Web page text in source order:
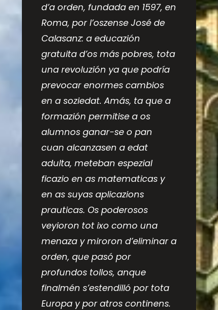
d’a orden, fundada en 1597, en
Roma, por l’oszense José de
Calasanz: a educazión
gratuita d’os más pobres, tota
una revoluzión ya que podría
prevocar enormes cambios
en a soziedat. Amás, ta que a
formazión permitise a os
alumnos ganar-se o pan
cuan alcanzasen a edat
adulta, meteban espezial
ficazio en as matematicas y
en as suyas aplicazions
prauticas. Os poderosos
veyioron tot ixo como una
menaza y miroron d’eliminar a
orden, que pasó por
profundos tollos, anque
finalmén s’estendilló por tota
Europa y por atros continens.